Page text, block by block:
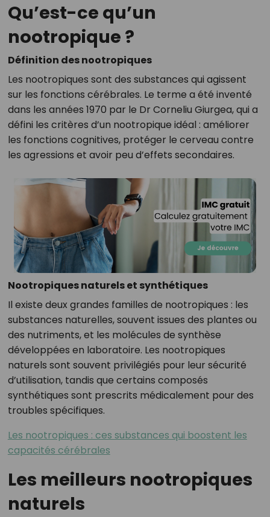
Qu’est-ce qu’un
nootropique ?
Définition des nootropiques
Les nootropiques sont des substances qui agissent
sur les fonctions cérébrales. Le terme a été inventé
dans les années 1970 par le Dr Corneliu Giurgea, qui a
défini les critères d’un nootropique idéal : améliorer
les fonctions cognitives, protéger le cerveau contre
les agressions et avoir peu d’effets secondaires.
Nootropiques naturels et synthétiques
Il existe deux grandes familles de nootropiques : les
substances naturelles, souvent issues des plantes ou
des nutriments, et les molécules de synthèse
développées en laboratoire. Les nootropiques
naturels sont souvent privilégiés pour leur sécurité
d’utilisation, tandis que certains composés
synthétiques sont prescrits médicalement pour des
troubles spécifiques.
Les nootropiques : ces substances qui boostent les
capacités cérébrales
Les meilleurs nootropiques
naturels